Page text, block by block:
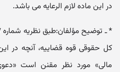
در این ماده لازم الرعایه می باشد.
کل حقوقی قوه قضاییه، آنچه در
مالی» مورد نظر مقنن است